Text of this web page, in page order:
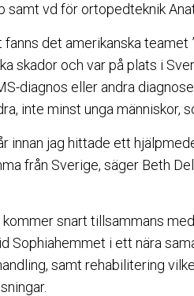
samt vd för ortopedteknik
det amerikanska teamet
skador och var på plats i
diagnos eller andra
inte minst unga människor,
innan jag hittade ett
från Sverige, säger Beth
kommer snart tillsammans
Sophiahemmet i ett nära
samt rehabilitering